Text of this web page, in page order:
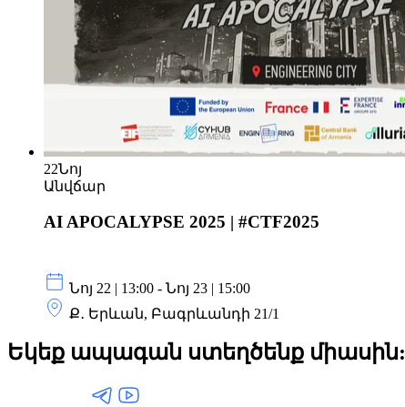
22Նոյ
Անվճար
AI APOCALYPSE 2025 | #CTF2025
Նոյ 22 | 13:00 - Նոյ 23 | 15:00
Ք․ Երևան, Բագրևանդի 21/1
Եկեք ապագան ստեղծենք միասին: